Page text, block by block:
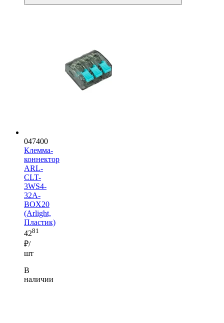
047400
Клемма-
коннектор
ARL-
CLT-
3WS4-
32A-
BOX20
(Arlight,
Пластик)
4281
₽/
шт
В
наличии